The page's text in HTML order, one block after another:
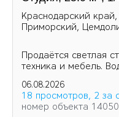
Краснодарский
Приморский,
Продаётся светлая
техника и мебель.
06.08.2026
18 просмотров, 2 за
номер объекта